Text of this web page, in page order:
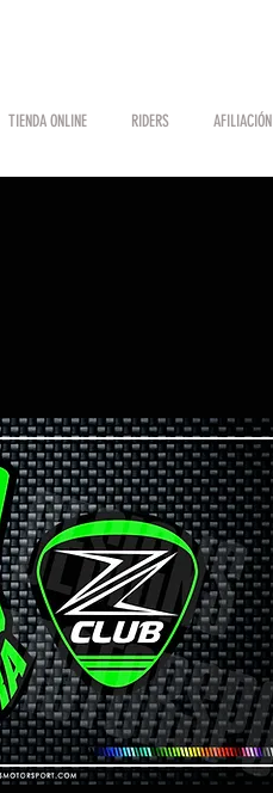
TIENDA ONLINE RIDERS AFILIACIÓN